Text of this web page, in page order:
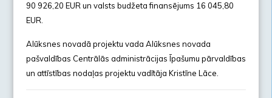
90 926,20 EUR un valsts budžeta finansējums 16 045,80
EUR.
Alūksnes novadā projektu vada Alūksnes novada
pašvaldības Centrālās administrācijas Īpašumu pārvaldības
un attīstības nodaļas projektu vadītāja Kristīne Lāce.